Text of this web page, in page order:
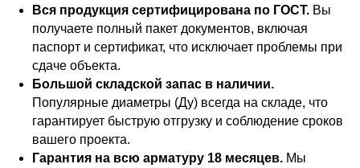
Вся продукция сертифицирована по ГОСТ. Вы
получаете полный пакет документов, включая
паспорт и сертификат, что исключает проблемы при
сдаче объекта.
Большой складской запас в наличии.
Популярные диаметры (Ду) всегда на складе, что
гарантирует быструю отгрузку и соблюдение сроков
вашего проекта.
Гарантия на всю арматуру 18 месяцев. Мы